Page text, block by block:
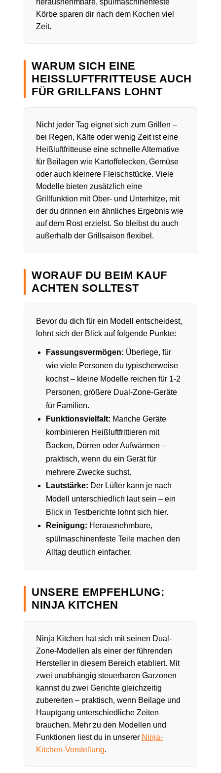
Körbe sparen dir nach dem Kochen viel
Zeit.
WARUM SICH EINE
HEISSLUFTFRITTEUSE AUCH F
ÜR GRILLFANS LOHNT
Nicht jeder Tag eignet sich zum Grillen –
bei Regen, Kälte oder wenig Zeit ist eine
Heißluftfritteuse eine schnelle Alternative
für Beilagen wie Kartoffelecken, Gemüse
oder auch kleinere Fleischstücke. Viele
Modelle bieten zusätzlich eine
Grillfunktion mit Ober- und Unterhitze, mit
der du drinnen ein ähnliches Ergebnis wie
auf dem Rost erzielst. So bleibst du auch
außerhalb der Grillsaison flexibel.
WORAUF DU BEIM KAUF
ACHTEN SOLLTEST
Bevor du dich für ein Modell entscheidest,
lohnt sich der Blick auf folgende Punkte:
Fassungsvermögen: Überlege, für
wie viele Personen du typischerweise
kochst – kleine Modelle reichen für 1-2
Personen, größere Dual-Zone-Geräte
für Familien.
Funktionsvielfalt: Manche Geräte
kombinieren Heißluftfrittieren mit
Backen, Dörren oder Aufwärmen –
praktisch, wenn du ein Gerät für
mehrere Zwecke suchst.
Lautstärke: Der Lüfter kann je nach
Modell unterschiedlich laut sein – ein
Blick in Testberichte lohnt sich hier.
Reinigung: Herausnehmbare,
spülmaschinenfeste Teile machen den
Alltag deutlich einfacher.
UNSERE EMPFEHLUNG:
NINJA KITCHEN
Ninja Kitchen hat sich mit seinen Dual-
Zone-Modellen als einer der führenden
Hersteller in diesem Bereich etabliert. Mit
zwei unabhängig steuerbaren Garzonen
kannst du zwei Gerichte gleichzeitig
zubereiten – praktisch, wenn Beilage und
Hauptgang unterschiedliche Zeiten
brauchen. Mehr zu den Modellen und
Funktionen liest du in unserer Ninja-
Kitchen-Vorstellung.